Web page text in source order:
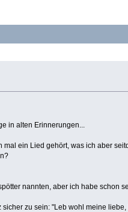
in alten Erinnerungen...
ein Lied gehört, was ich aber
nannten, aber ich habe schon
zu sein: "Leb wohl meine